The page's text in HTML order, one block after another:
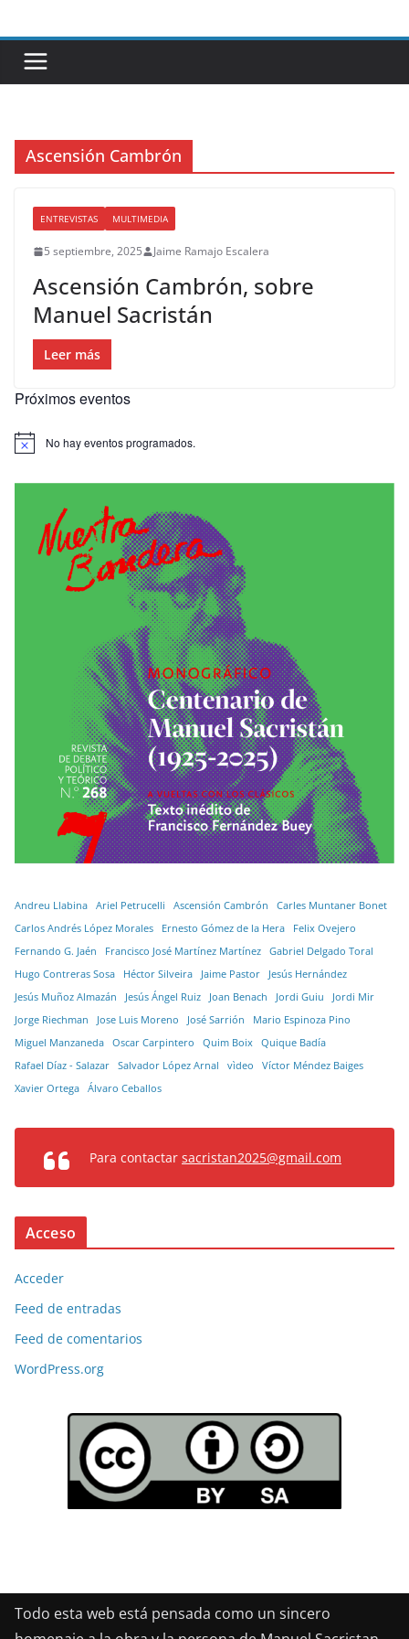
al
contenido
Ascensión Cambrón
ENTREVISTAS MULTIMEDIA
5 septiembre, 2025 Jaime Ramajo Escalera
Ascensión Cambrón, sobre
Manuel Sacristán
Leer más
Próximos eventos
No hay eventos programados.
Andreu Llabina Ariel Petrucelli Ascensión Cambrón
Carles Muntaner Bonet
Carlos Andrés López Morales
Ernesto Gómez de la Hera
Felix Ovejero
Fernando G. Jaén
Francisco José Martínez Martínez
Gabriel Delgado Toral
Hugo Contreras Sosa
Héctor Silveira Jaime Pastor
Jesús Hernández
Jesús Muñoz Almazán
Jesús Ángel Ruiz Joan Benach Jordi Guiu
Jordi Mir
Jorge Riechman
Jose Luis Moreno José Sarrión
Mario Espinoza Pino
Miguel Manzaneda
Oscar Carpintero Quim Boix
Quique Badía
Rafael Díaz - Salazar
Salvador López Arnal vìdeo
Víctor Méndez Baiges
Xavier Ortega
Álvaro Ceballos
Para contactar sacristan2025@gmail.com
Acceso
Acceder
Feed de entradas
Feed de comentarios
WordPress.org
Todo esta web está pensada como un sincero